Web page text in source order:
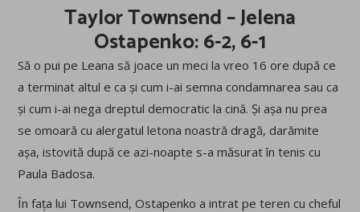
Taylor Townsend – Jelena
Ostapenko: 6-2, 6-1
Să o pui pe Leana să joace un meci la vreo 16 ore după ce
a terminat altul e ca și cum i-ai semna condamnarea sau ca
și cum i-ai nega dreptul democratic la cină. Și așa nu prea
se omoară cu alergatul letona noastră dragă, darămite
așa, istovită după ce azi-noapte s-a măsurat în tenis cu
Paula Badosa.
În fața lui Townsend, Ostapenko a intrat pe teren cu cheful